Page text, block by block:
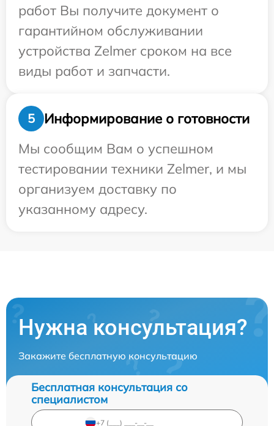
работ Вы получите документ о
гарантийном обслуживании
устройства Zelmer сроком на все
виды работ и запчасти.
5
Информирование о готовности
Мы сообщим Вам о успешном
тестировании техники Zelmer, и мы
организуем доставку по
указанному адресу.
Нужна консультация?
Закажите бесплатную консультацию
Бесплатная консультация со
специалистом